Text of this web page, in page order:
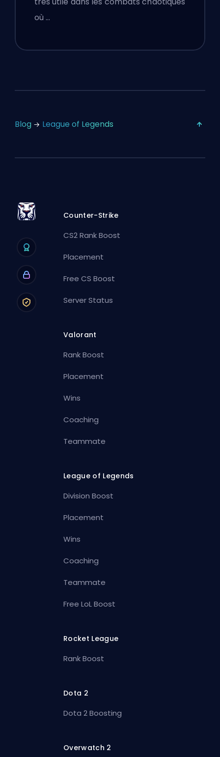
où …
Blog League of Legends
Counter-Strike
CS2 Rank Boost
Placement
Free CS Boost
Server Status
Valorant
Rank Boost
Placement
Wins
Coaching
Teammate
League of Legends
Division Boost
Placement
Wins
Coaching
Teammate
Free LoL Boost
Rocket League
Rank Boost
Dota 2
Dota 2 Boosting
Overwatch 2